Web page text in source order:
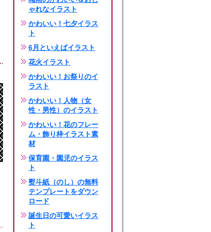
ゃれなイラスト
かわいい！七夕イラス
ト
6月といえばイラスト
花火イラスト
かわいい！お祭りのイ
ラスト
かわいい！人物（女
性・男性）のイラスト
かわいい！花のフレー
ム・飾り枠イラスト素
材
保育園・園児のイラス
ト
熨斗紙（のし）の無料
テンプレートをダウン
ロード
誕生日の可愛いイラス
ト